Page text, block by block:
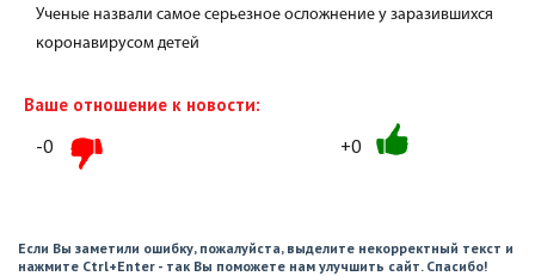
Ученые назвали самое серьезное осложнение у заразившихся
коронавирусом детей
Ваше отношение к новости:
-0 +0
Если Вы заметили ошибку, пожалуйста, выделите некорректный текст и
нажмите Ctrl+Enter - так Вы поможете нам улучшить сайт. Спасибо!